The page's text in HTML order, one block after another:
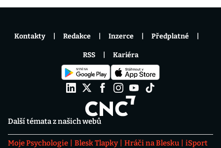
Další témata z našich webů
Moje Psychologie Blesk Tlapky Hráči na Blesku
iSport
Kontakty Redakce Inzerce Předplatné
RSS Kariéra